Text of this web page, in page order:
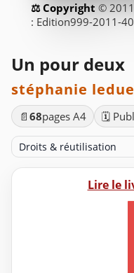
©
: Edition999-2011-
Un pour deux
stéphanie
📄 68pages A4 🗓️
Droits & réutilisation
Lire le